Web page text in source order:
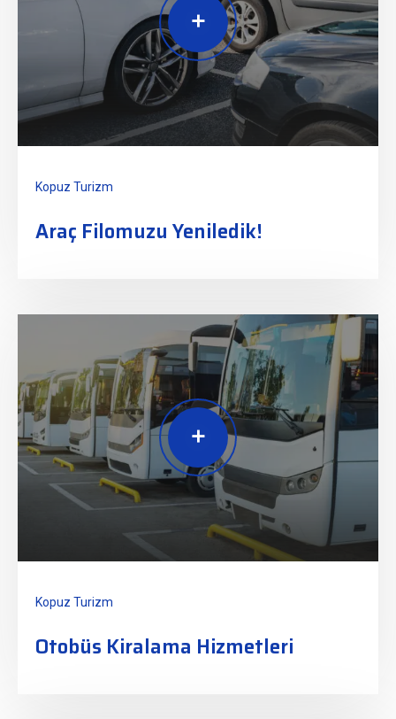
Kopuz Turizm
Araç Filomuzu Yeniledik!
Kopuz Turizm
Otobüs Kiralama Hizmetleri